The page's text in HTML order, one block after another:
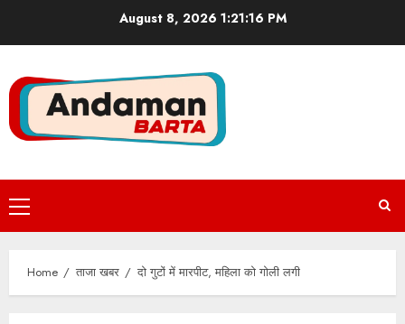
August 8, 2026 1:21:16 PM
Primary
Menu
Home ताजा खबर दो गुटों में मारपीट, महिला को गोली लगी